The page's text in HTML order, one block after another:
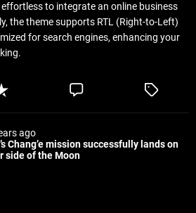
to integrate an online business
the theme supports RTL (Right-to-Left)
for search engines, enhancing your
C
e
T
e
ago
Chang’e mission successfully lands on
side of the Moon